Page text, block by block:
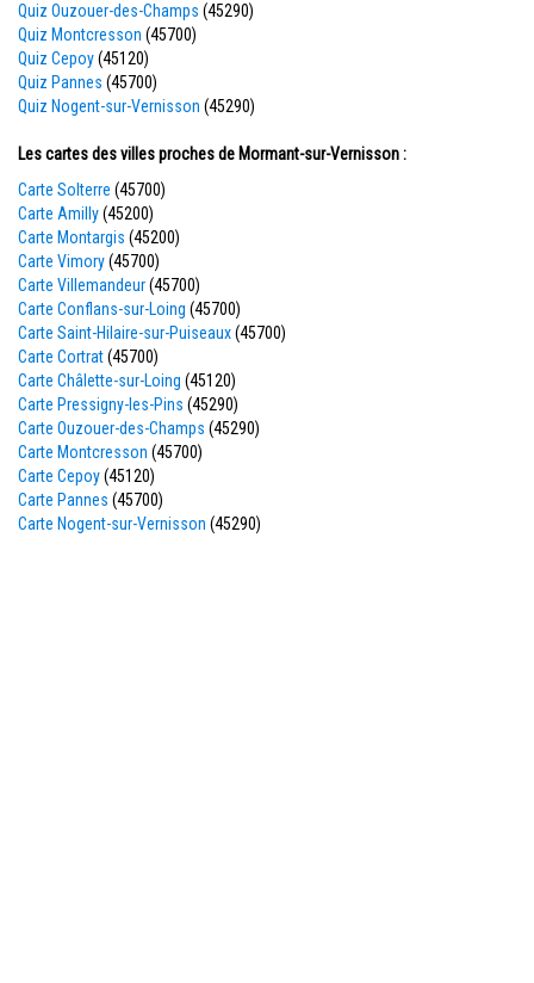
Quiz Ouzouer-des-Champs (45290)
Quiz Montcresson (45700)
Quiz Cepoy(45120)
Quiz Pannes (45700)
Quiz Nogent-sur-Vernisson (45290)
Les cartes des villes proches de Mormant-sur-Vernisson :
Carte Solterre (45700)
Carte Amilly(45200)
Carte Montargis (45200)
Carte Vimory(45700)
Carte Villemandeur(45700)
Carte Conflans-sur-Loing (45700)
Carte Saint-Hilaire-sur-Puiseaux(45700)
Carte Cortrat(45700)
Carte Châlette-sur-Loing (45120)
Carte Pressigny-les-Pins (45290)
Carte Ouzouer-des-Champs (45290)
Carte Montcresson (45700)
Carte Cepoy(45120)
Carte Pannes (45700)
Carte Nogent-sur-Vernisson (45290)